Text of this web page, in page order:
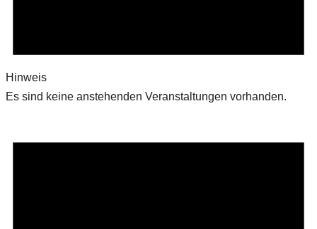
Hinweis
Es sind keine anstehenden Veranstaltungen vorhanden.